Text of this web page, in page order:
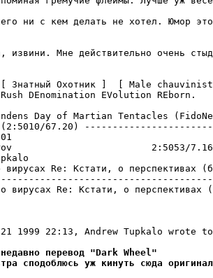
ни с кем делать не хотел. Юмор
извини. Мне действительно очень
Знатный Охотник ]  [ Male
DEnomination EVolution REborn.
Day of Martian Tentacles
(2:5010/67.20)
: 718
2:5053/7.16
Tupkalo
Re: Кстати, о перспективах
вирусах Re: Кстати, о перспективах
21 1999 22:13, Andrew Tupkalo wrote
перевод "Dark Wheel"
сподоблюсь уж кинуть сюда